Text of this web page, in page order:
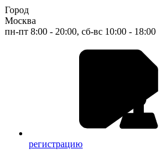
Город
Москва
пн-пт 8:00 - 20:00, сб-вс 10:00 - 18:00
регистрацию